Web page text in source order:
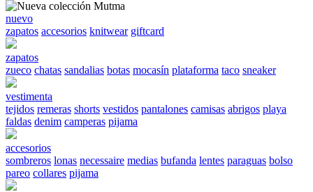
nuevo
zapatos accesorios knitwear giftcard
zapatos
zueco chatas sandalias botas mocasín plataforma taco sneaker
vestimenta
tejidos remeras shorts vestidos pantalones camisas abrigos playa
faldas denim camperas pijama
accesorios
sombreros lonas necessaire medias bufanda lentes paraguas bolso
pareo collares pijama